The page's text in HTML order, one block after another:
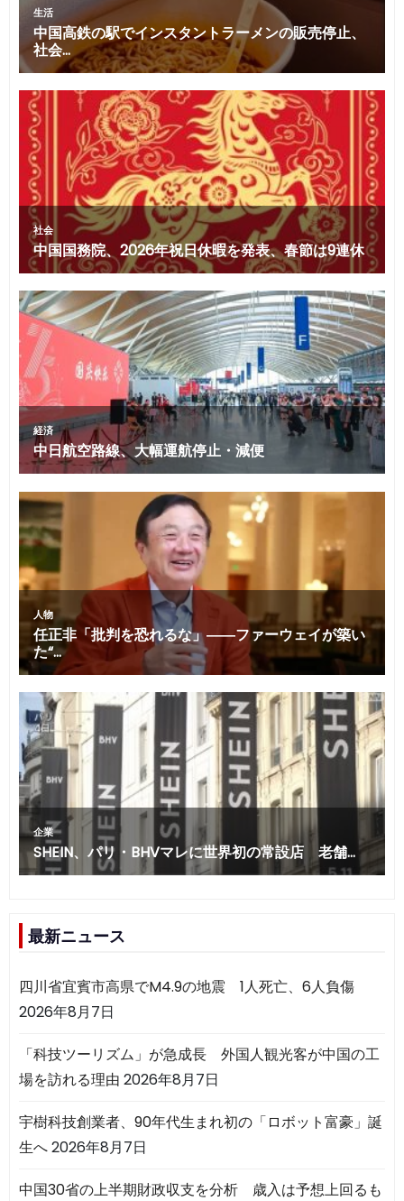
最新ニュース
四川省宜賓市高県でM4.9の地震 1人死亡、6人負傷
2026年8月7日
「科技ツーリズム」が急成長 外国人観光客が中国の工
場を訪れる理由 2026年8月7日
宇樹科技創業者、90年代生まれ初の「ロボット富豪」誕
生へ2026年8月7日
中国30省の上半期財政収支を分析 歳入は予想上回るも